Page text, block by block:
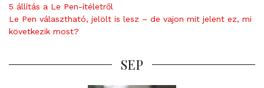
5 állítás a Le Pen-ítéletről
Le Pen választható, jelölt is lesz – de vajon mit jelent ez, mi
következik most?
SEP